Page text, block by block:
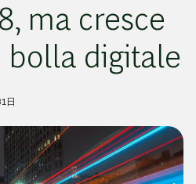
ma cresce
digitale
日